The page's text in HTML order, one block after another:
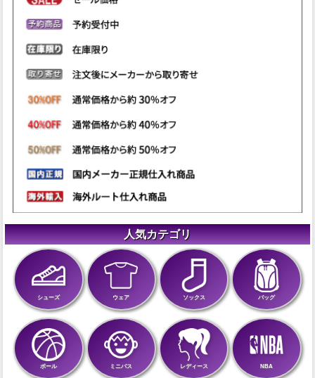
人気カテゴリ
シューズ ウェア ソックス バッグ
ボール ミニバス レディース NBA